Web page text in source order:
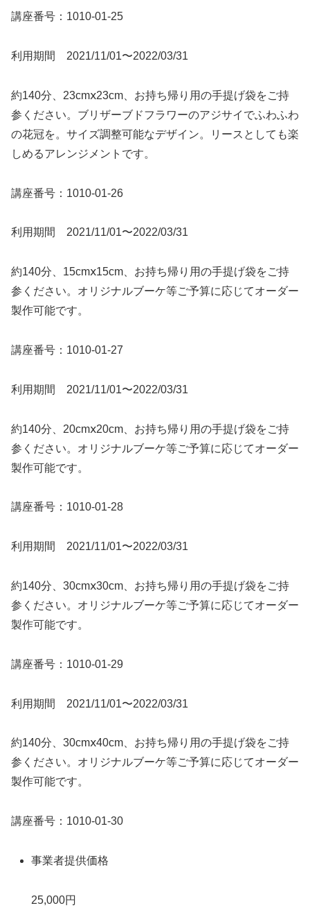
講座番号：1010-01-25
利用期間 2021/11/01〜2022/03/31
約140分、23cmⅹ23cm、お持ち帰り用の手提げ袋をご持
参ください。ブリザーブドフラワーのアジサイでふわふわ
の花冠を。サイズ調整可能なデザイン。リースとしても楽
しめるアレンジメントです。
講座番号：1010-01-26
利用期間 2021/11/01〜2022/03/31
約140分、15cmⅹ15cm、お持ち帰り用の手提げ袋をご持
参ください。オリジナルブーケ等ご予算に応じてオーダー
製作可能です。
講座番号：1010-01-27
利用期間 2021/11/01〜2022/03/31
約140分、20cmⅹ20cm、お持ち帰り用の手提げ袋をご持
参ください。オリジナルブーケ等ご予算に応じてオーダー
製作可能です。
講座番号：1010-01-28
利用期間 2021/11/01〜2022/03/31
約140分、30cmⅹ30cm、お持ち帰り用の手提げ袋をご持
参ください。オリジナルブーケ等ご予算に応じてオーダー
製作可能です。
講座番号：1010-01-29
利用期間 2021/11/01〜2022/03/31
約140分、30cmⅹ40cm、お持ち帰り用の手提げ袋をご持
参ください。オリジナルブーケ等ご予算に応じてオーダー
製作可能です。
講座番号：1010-01-30
事業者提供価格
25,000円